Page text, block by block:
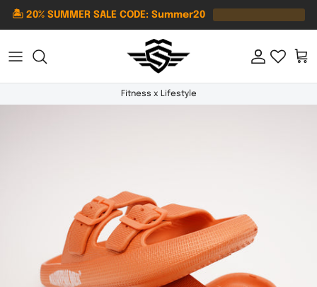
Direkt zum Inhalt
🏝️ 20% SUMMER SALE CODE: Summer20
Konto
Fitness x Lifestyle